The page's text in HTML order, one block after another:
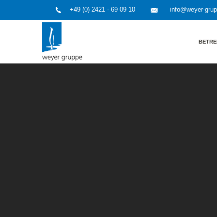
+49 (0) 2421 - 69 09 10 info@weyer-